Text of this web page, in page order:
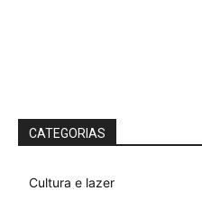
CATEGORIAS
Cultura e lazer